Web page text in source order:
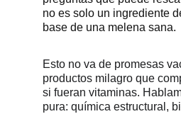
no es solo un ingrediente
base de una melena sana.
Esto no va de promesas
productos milagro que
si fueran vitaminas.
pura: química estructural,